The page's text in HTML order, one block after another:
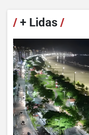
/+ Lidas /